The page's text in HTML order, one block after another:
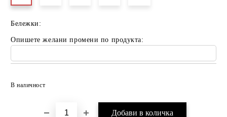
Бележки:
Опишете желани промени по продукта:
В наличност